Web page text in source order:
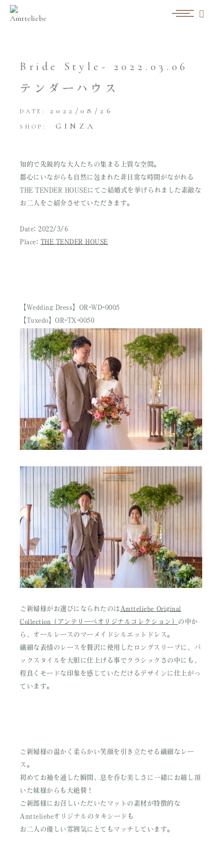
Bride Style- 2022.03.06
テンダーハウス
DATE: 2022/08/26
SHOP: GINZA
知的で先鋭的な大人たちの集まる上質な空間。
都心にいながらも自然に包まれた非日常な時間がながれる
THE TENDER HOUSEにてご結婚式を挙げられました素敵な
お二人をご紹介させていただきます。
Date: 2022/3/6
Place: THE TENDER HOUSE
【Wedding Dress】OR-WD-0005
【Tuxedo】OR-TX-0050
ご新婦様がお選びになられたのは Amtteliebe Original
Collection（アンテリーベオリジナルコレクション） の中か
ら、オールレースのマーメイドシルエットドレス。
繊細な表情のレースを贅沢に使用したロングスリーブに、バ
ックスタイルを大胆に仕上げる事でクラシックさの中にも、
程良くモードな印象を感じていただけるデザインに仕上がっ
ています。
ご新婦様の温かく柔らかい笑顔を引き立たせる繊細なレー
ス。
初めてお袖を通した瞬間、息を呑む美しさに一緒にお越し頂
いた妹様からも大絶賛！
ご新郎様にお召しいただいたマットの素材が特徴的な
Amtteliebeオリジナルのタキシードも
お二人の優しい雰囲気にとてもマッチしています。